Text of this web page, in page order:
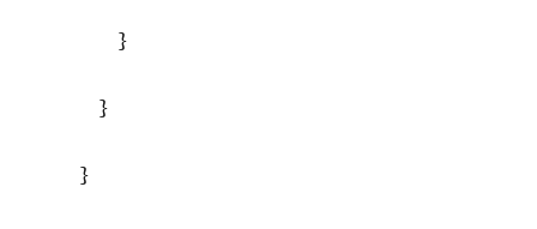
}
}
}